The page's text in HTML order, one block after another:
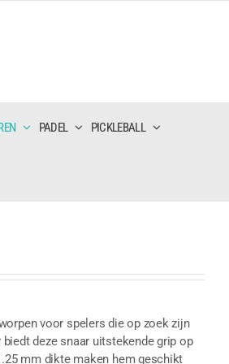
PADEL PICKLEBALL
voor spelers die op zoek zijn
deze snaar uitstekende grip op
mm dikte maken hem geschikt